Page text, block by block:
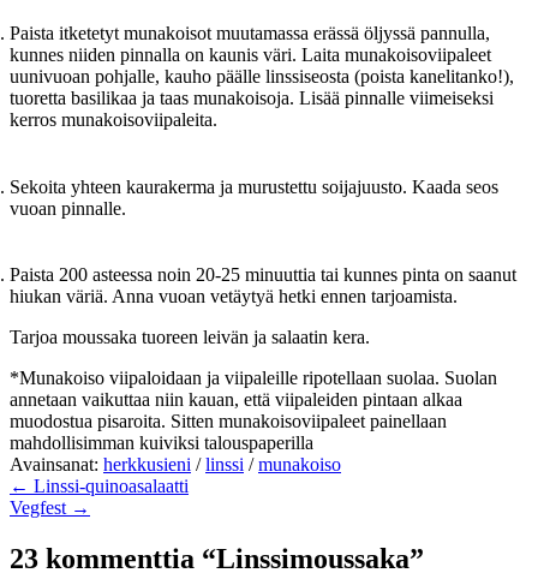
Paista itketetyt munakoisot muutamassa erässä öljyssä pannulla,
kunnes niiden pinnalla on kaunis väri. Laita munakoisoviipaleet
uunivuoan pohjalle, kauho päälle linssiseosta (poista kanelitanko!),
tuoretta basilikaa ja taas munakoisoja. Lisää pinnalle viimeiseksi
kerros munakoisoviipaleita.
Sekoita yhteen kaurakerma ja murustettu soijajuusto. Kaada seos
vuoan pinnalle.
Paista 200 asteessa noin 20-25 minuuttia tai kunnes pinta on saanut
hiukan väriä. Anna vuoan vetäytyä hetki ennen tarjoamista.
Tarjoa moussaka tuoreen leivän ja salaatin kera.
*Munakoiso viipaloidaan ja viipaleille ripotellaan suolaa. Suolan
annetaan vaikuttaa niin kauan, että viipaleiden pintaan alkaa
muodostua pisaroita. Sitten munakoisoviipaleet painellaan
mahdollisimman kuiviksi talouspaperilla
Avainsanat: herkkusieni /linssi /munakoiso
← Linssi-quinoasalaatti
Vegfest →
23 kommenttia “Linssimoussaka”